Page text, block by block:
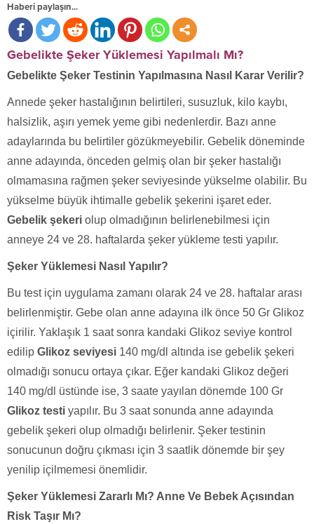
Haberi paylaşın...
Gebelikte Şeker Yüklemesi Yapılmalı Mı?
Gebelikte Şeker Testinin Yapılmasına Nasıl Karar Verilir?
Annede şeker hastalığının belirtileri, susuzluk, kilo kaybı,
halsizlik, aşırı yemek yeme gibi nedenlerdir. Bazı anne
adaylarında bu belirtiler gözükmeyebilir. Gebelik döneminde
anne adayında, önceden gelmiş olan bir şeker hastalığı
olmamasına rağmen şeker seviyesinde yükselme olabilir. Bu
yükselme büyük ihtimalle gebelik şekerini işaret eder.
Gebelik şekeri olup olmadığının belirlenebilmesi için
anneye 24 ve 28. haftalarda şeker yükleme testi yapılır.
Şeker Yüklemesi Nasıl Yapılır?
Bu test için uygulama zamanı olarak 24 ve 28. haftalar arası
belirlenmiştir. Gebe olan anne adayına ilk önce 50 Gr Glikoz
içirilir. Yaklaşık 1 saat sonra kandaki Glikoz seviye kontrol
edilip Glikoz seviyesi 140 mg/dl altında ise gebelik şekeri
olmadığı sonucu ortaya çıkar. Eğer kandaki Glikoz değeri
140 mg/dl üstünde ise, 3 saate yayılan dönemde 100 Gr
Glikoz testi yapılır. Bu 3 saat sonunda anne adayında
gebelik şekeri olup olmadığı belirlenir. Şeker testinin
sonucunun doğru çıkması için 3 saatlik dönemde bir şey
yenilip içilmemesi önemlidir.
Şeker Yüklemesi Zararlı Mı? Anne Ve Bebek Açısından
Risk Taşır Mı?